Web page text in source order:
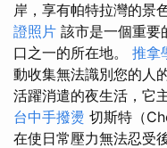
岸，享有帕特拉灣的景
證照片 該市是一個重要
口之一的所在地。 推拿
動收集無法識別您的人
活躍消遣的夜生活，它
台中手撥燙 切斯特（
在使日常壓力無法忍受